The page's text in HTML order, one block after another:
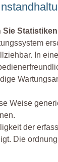
Sie
In
Weise
der
Die